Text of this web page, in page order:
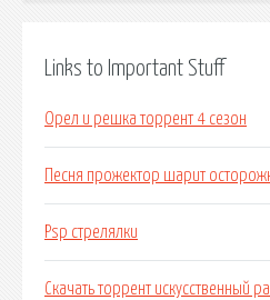
Links to Important Stuff
Орел и решка торрент 4 сезон
Песня прожектор шарит
Psp стрелялки
Скачать торрент искусственный